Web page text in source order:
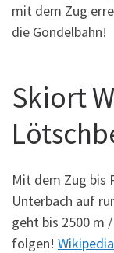
mit dem Zug
die Gondelbahn!
Skiort
Mit dem Zug bis
Unterbach auf
geht bis 2500 m
folgen!